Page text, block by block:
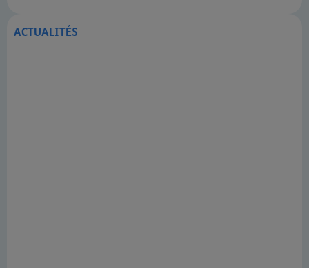
ACTUALITÉS